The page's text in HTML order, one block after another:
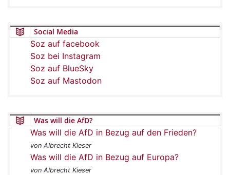
Social Media
Soz auf facebook
Soz bei Instagram
Soz auf BlueSky
Soz auf Mastodon
Was will die AfD?
Was will die AfD in Bezug auf den Frieden?
von Albrecht Kieser
Was will die AfD in Bezug auf Europa?
von Albrecht Kieser